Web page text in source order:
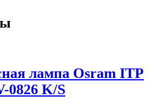
лампа Osram ITP
0826 K/S